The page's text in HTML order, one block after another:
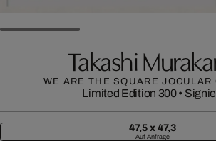
Takashi
WE ARE THE SQUARE JOCULAR
Limited Edition 300•
47,5 x 47,3
Auf Anfrage